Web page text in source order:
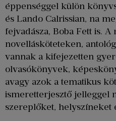
éppenséggel külön
és Lando Calrissian, na
fejvadásza, Boba Fett is.
novellásköteteken,
vannak a kifejezetten
olvasókönyvek,
avagy azok a tematikus
ismeretterjesztő jelleggel
szereplőket, helyszíneket